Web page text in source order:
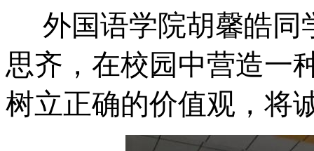
外国语学院胡馨皓同
思齐，在校园中营造一
树立正确的价值观，将